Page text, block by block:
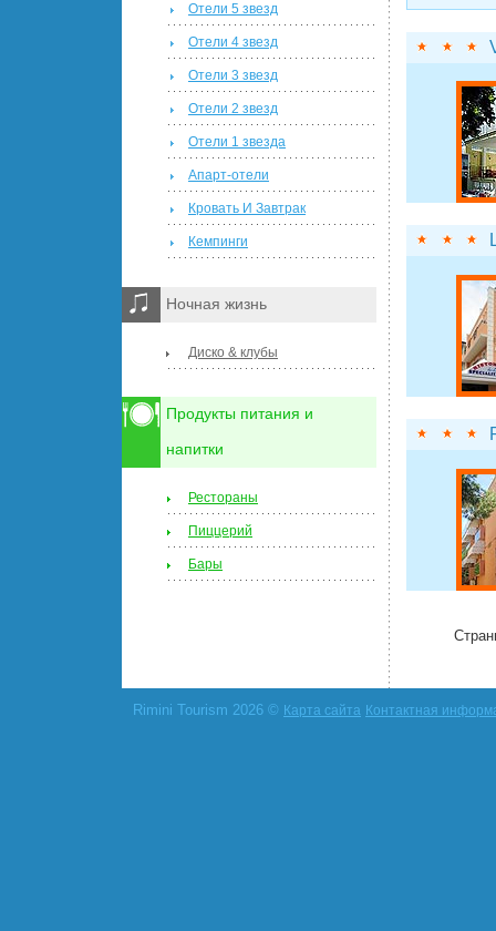
Отели 5 звезд
Отели 4 звезд
Отели 3 звезд
Отели 2 звезд
Отели 1 звезда
Апарт-отели
Кровать И Завтрак
Кемпинги
Ночная жизнь
Диско & клубы
Продукты питания и
напитки
Рестораны
Пиццерий
Бары
Rimini Tourism 2026 © Карта сайта Контактная